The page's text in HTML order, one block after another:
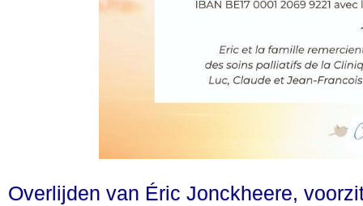
Overlijden van Éric Jonckheere,